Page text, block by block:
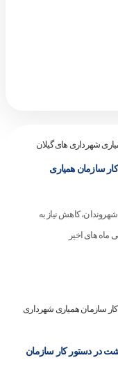
سازمان همیاری
کاهش نیاز به
ماه های اخیر
رشت در دستور کار سازمان